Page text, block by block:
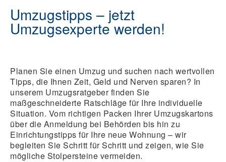
Umzugstipps – jetzt
Umzugsexperte werden!
Planen Sie einen Umzug und suchen nach wertvollen
Tipps, die Ihnen Zeit, Geld und Nerven sparen? In
unserem Umzugsratgeber finden Sie
maßgeschneiderte Ratschläge für Ihre individuelle
Situation. Vom richtigen Packen Ihrer Umzugskartons
über die Anmeldung bei Behörden bis hin zu
Einrichtungstipps für Ihre neue Wohnung – wir
begleiten Sie Schritt für Schritt und zeigen, wie Sie
mögliche Stolpersteine vermeiden.